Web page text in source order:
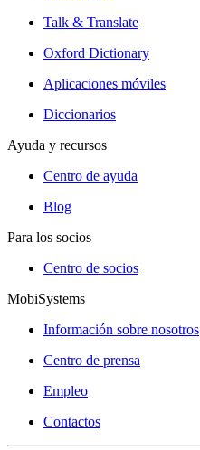
Talk & Translate
Oxford Dictionary
Aplicaciones móviles
Diccionarios
Ayuda y recursos
Centro de ayuda
Blog
Para los socios
Centro de socios
MobiSystems
Información sobre nosotros
Centro de prensa
Empleo
Contactos